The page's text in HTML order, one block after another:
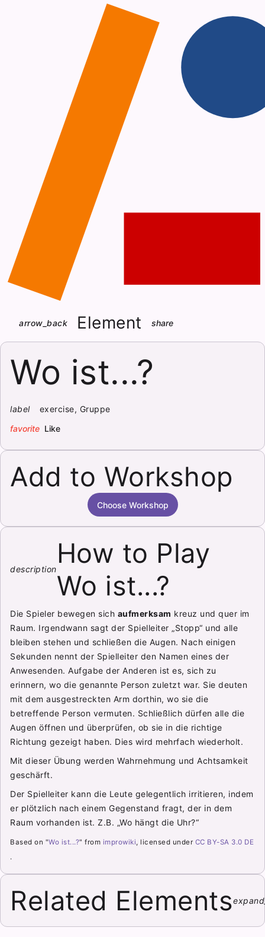
arrow_back Element share
Wo ist...?
label
exercise, Gruppe
favorite Like
Add to Workshop
Choose Workshop
description How to Play
Wo ist...?
Die Spieler bewegen sich aufmerksam kreuz und quer im
Raum. Irgendwann sagt der Spielleiter „Stopp“ und alle
bleiben stehen und schließen die Augen. Nach einigen
Sekunden nennt der Spielleiter den Namen eines der
Anwesenden. Aufgabe der Anderen ist es, sich zu
erinnern, wo die genannte Person zuletzt war. Sie deuten
mit dem ausgestreckten Arm dorthin, wo sie die
betreffende Person vermuten. Schließlich dürfen alle die
Augen öffnen und überprüfen, ob sie in die richtige
Richtung gezeigt haben. Dies wird mehrfach wiederholt.
Mit dieser Übung werden Wahrnehmung und Achtsamkeit
geschärft.
Der Spielleiter kann die Leute gelegentlich irritieren, indem
er plötzlich nach einem Gegenstand fragt, der in dem
Raum vorhanden ist. Z.B. „Wo hängt die Uhr?“
Based on "Wo ist...?" from improwiki, licensed under CC BY-SA 3.0 DE
.
Related Elements